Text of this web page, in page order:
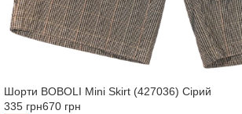
Шорти BOBOLI Mini Skirt (427036) Сірий
335 грн670 грн